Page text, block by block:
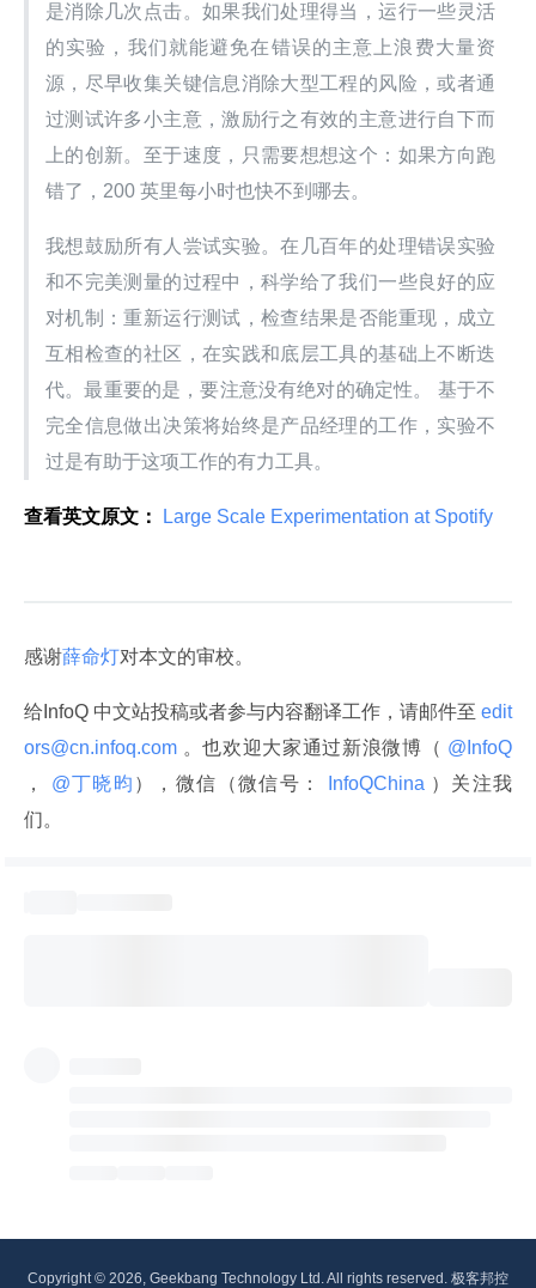
是消除几次点击。如果我们处理得当，运行一些灵活
的实验，我们就能避免在错误的主意上浪费大量资
源，尽早收集关键信息消除大型工程的风险，或者通
过测试许多小主意，激励行之有效的主意进行自下而
上的创新。至于速度，只需要想想这个：如果方向跑
错了，200 英里每小时也快不到哪去。
我想鼓励所有人尝试实验。在几百年的处理错误实验
和不完美测量的过程中，科学给了我们一些良好的应
对机制：重新运行测试，检查结果是否能重现，成立
互相检查的社区，在实践和底层工具的基础上不断迭
代。最重要的是，要注意没有绝对的确定性。 基于不
完全信息做出决策将始终是产品经理的工作，实验不
过是有助于这项工作的有力工具。
查看英文原文： Large Scale Experimentation at Spotify
感谢薛命灯对本文的审校。
给InfoQ 中文站投稿或者参与内容翻译工作，请邮件至 edit
ors@cn.infoq.com 。也欢迎大家通过新浪微博（
，
@丁晓昀 ），微信（微信号： InfoQChina ）关注我
们。
Copyright © 2026, Geekbang Technology Ltd. All rights reserved. 极客邦控